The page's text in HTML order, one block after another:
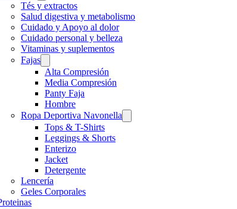
Tés y extractos
Salud digestiva y metabolismo
Cuidado y Apoyo al dolor
Cuidado personal y belleza
Vitaminas y suplementos
Fajas
Alta Compresión
Media Compresión
Panty Faja
Hombre
Ropa Deportiva Navonella
Tops & T-Shirts
Leggings & Shorts
Enterizo
Jacket
Detergente
Lencería
Geles Corporales